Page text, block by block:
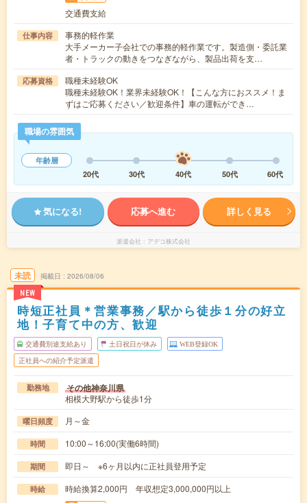
交通費支給
仕事内容
事務的軽作業
大手メーカー子会社での事務的軽作業です。製造側・委託業
者・トラックの動きをつなぎながら、製品出荷を支…
応募資格
職種未経験OK
職種未経験OK！業界未経験OK！【こんな方におススメ！ま
ずはご応募ください／歓迎条件】車の運転ができ…
職場の雰囲気
年齢層
20代
30代 40代 50代 60代
気になる! 応募へ進む 詳しく見る
派遣会社 アデコ株式会社
未読
NEW
掲載日 2026/08/06
時短正社員＊営業事務／駅から徒歩１分の好立
地！子育て中の方、歓迎
交通費別途支給あり 土日祝日が休み WEB登録OK
正社員への紹介予定派遣
勤務地 その他神奈川県
相模大野駅から徒歩1分
曜日頻度 月～金
時間 10:00～16:00(実働6時間)
期間 即日～ ※6ヶ月以内に正社員登用予定
時給 時給換算2,000円 年収想定3,000,000円以上